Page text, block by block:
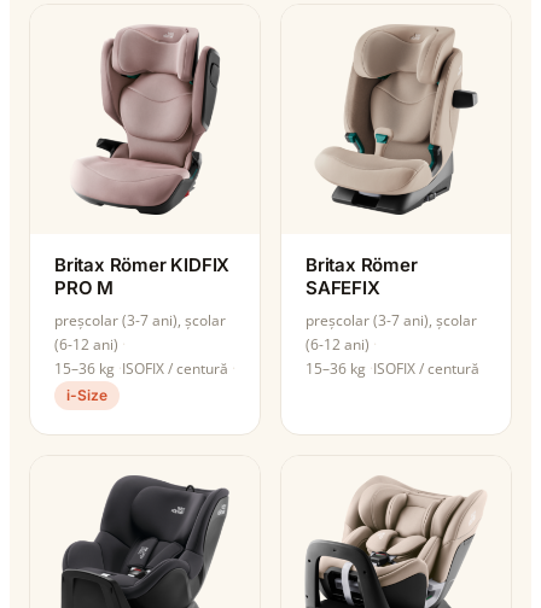
Britax Römer KIDFIX
PRO M
preșcolar (3-7 ani), școlar
(6-12 ani)
15–36 kg ISOFIX / centură
i-Size
Britax Römer
SAFEFIX
preșcolar (3-7 ani), școlar
(6-12 ani)
15–36 kg ISOFIX / centură